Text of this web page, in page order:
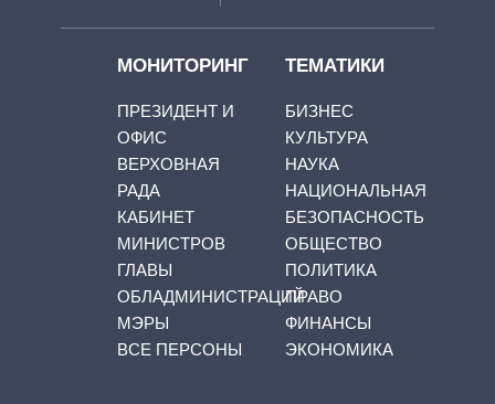
МОНИТОРИНГ
ПРЕЗИДЕНТ И
ОФИС
ВЕРХОВНАЯ
РАДА
КАБИНЕТ
МИНИСТРОВ
ГЛАВЫ
ОБЛАДМИНИСТРАЦИЙ
МЭРЫ
ВСЕ ПЕРСОНЫ
ТЕМАТИКИ
БИЗНЕС
КУЛЬТУРА
НАУКА
НАЦИОНАЛЬНАЯ
БЕЗОПАСНОСТЬ
ОБЩЕСТВО
ПОЛИТИКА
ПРАВО
ФИНАНСЫ
ЭКОНОМИКА